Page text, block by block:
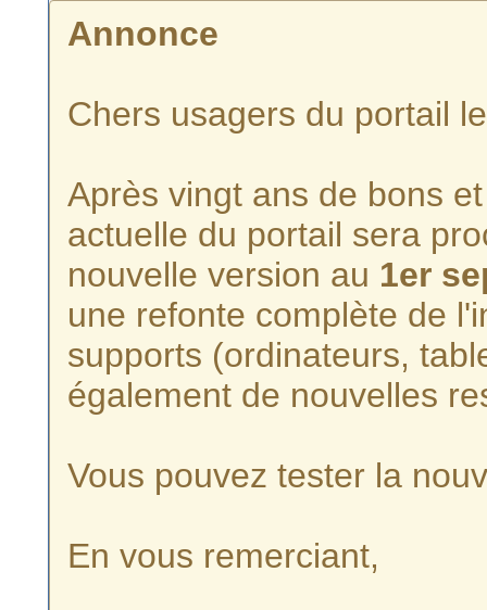
Annonce
Chers usagers du portail
Après vingt ans de bons
actuelle du portail sera
nouvelle version au 1er
une refonte complète de
supports (ordinateurs,
également de nouvelles
Vous pouvez tester la
En vous remerciant,